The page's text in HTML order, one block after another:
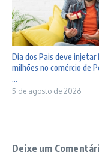
Dia dos Pais deve injetar
milhões no comércio de
...
5 de agosto de 2026
Deixe um